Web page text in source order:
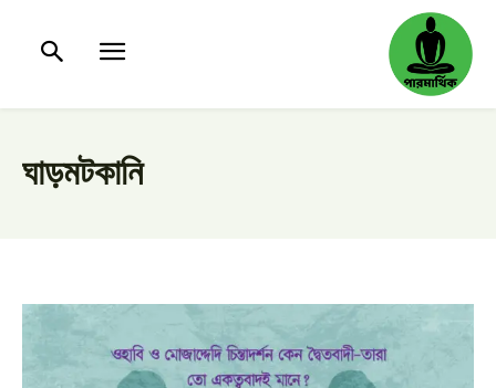
ঘাড়মটকানি